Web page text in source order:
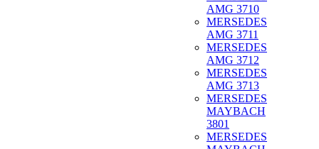
AMG 3710
MERSEDES
AMG 3711
MERSEDES
AMG 3712
MERSEDES
AMG 3713
MERSEDES
MAYBACH
3801
MERSEDES